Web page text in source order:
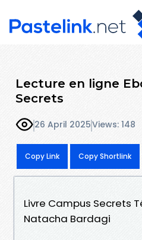
Lecture en ligne
Secrets
26 April 2025Views: 148
Copy Link Copy Shortlink
Livre Campus Secrets
Natacha Bardagi